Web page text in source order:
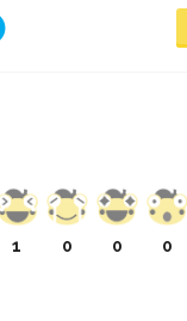
1 0 0 0